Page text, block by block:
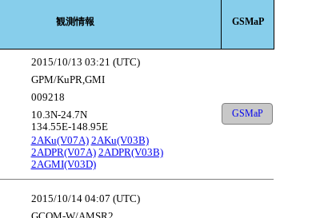
観測情報 GSMaP
2015/10/13 03:21 (UTC)
GPM/KuPR,GMI
009218
10.3N-24.7N
134.55E-148.95E
2AKu(V07A) 2AKu(V03B)
2ADPR(V07A) 2ADPR(V03B)
2AGMI(V03D)
GSMaP
2015/10/14 04:07 (UTC)